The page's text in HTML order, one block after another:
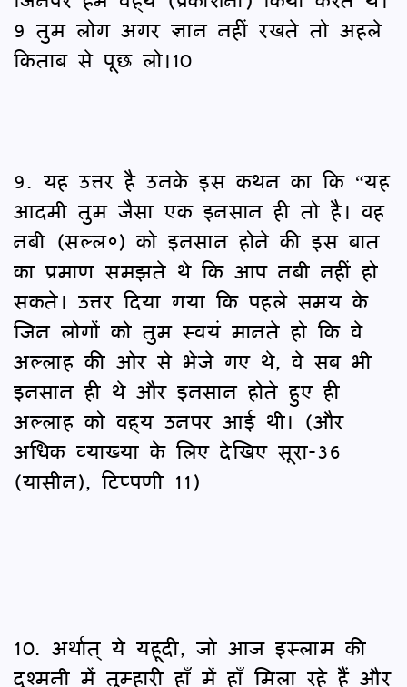
9 तुम लोग अगर ज्ञान नहीं रखते तो अहले
किताब से पूछ लो।10
9. यह उत्तर है उनके इस कथन का कि “यह
आदमी तुम जैसा एक इनसान ही तो है। वह
नबी (सल्ल०) को इनसान होने की इस बात
का प्रमाण समझते थे कि आप नबी नहीं हो
सकते। उत्तर दिया गया कि पहले समय के
जिन लोगों को तुम स्वयं मानते हो कि वे
अल्लाह की ओर से भेजे गए थे, वे सब भी
इनसान ही थे और इनसान होते हुए ही
अल्लाह को वह्‌य उनपर आई थी। (और
अधिक व्याख्या के लिए देखिए सूरा-36
(यासीन), टिप्‍पणी 11)
10. अर्थात् ये यहूदी, जो आज इस्लाम की
दुश्मनी में तुम्हारी हाँ में हाँ मिला रहे हैं और